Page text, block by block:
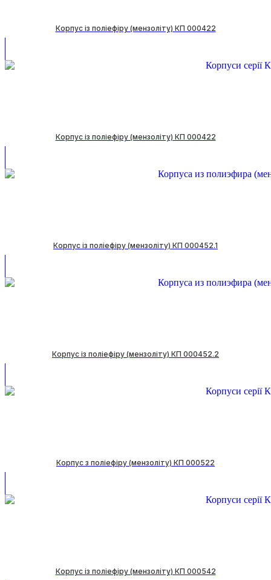
Корпус із поліефіру (мензоліту) КП 000422
Корпус із поліефіру (мензоліту) КП 000422
Корпус із поліефіру (мензоліту) КП 000452.1
Корпус із поліефіру (мензоліту) КП 000452.2
Корпус з поліефіру (мензоліту) КП 000522
Корпус із поліефіру (мензоліту) КП 000542